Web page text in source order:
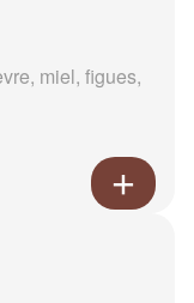
miel, figues,